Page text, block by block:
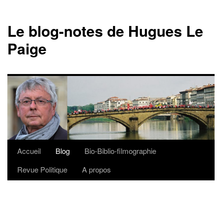
Le blog-notes de Hugues Le
Paige
Aller
Accueil Blog
Bio-Biblio-filmographie
Revue Politique
A propos